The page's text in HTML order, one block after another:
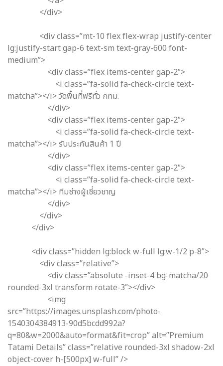
</div>
<div class=”mt-10 flex flex-wrap justify-center
lg:justify-start gap-6 text-sm text-gray-600 font-
medium”>
<div class=”flex items-center gap-2″>
<i class=”fa-solid fa-check-circle text-
matcha”></i> วัดพื้นที่ฟรีทั่ว กทม.
</div>
<div class=”flex items-center gap-2″>
<i class=”fa-solid fa-check-circle text-
matcha”></i> รับประกันสินค้า 1 ปี
</div>
<div class=”flex items-center gap-2″>
<i class=”fa-solid fa-check-circle text-
matcha”></i> ทีมช่างผู้เชี่ยวชาญ
</div>
</div>
</div>
<div class=”hidden lg:block w-full lg:w-1/2 p-8″>
<div class=”relative”>
<div class=”absolute -inset-4 bg-matcha/20
rounded-3xl transform rotate-3″></div>
<img
src=”https://images.unsplash.com/photo-
1540304384913-90d5bcdd992a?
q=80&w=2000&auto=format&fit=crop” alt=”Premium
Tatami Details” class=”relative rounded-3xl shadow-2xl
object-cover h-[500px] w-full” />